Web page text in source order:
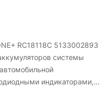
RC18118C 5133002893
системы
индикаторами,